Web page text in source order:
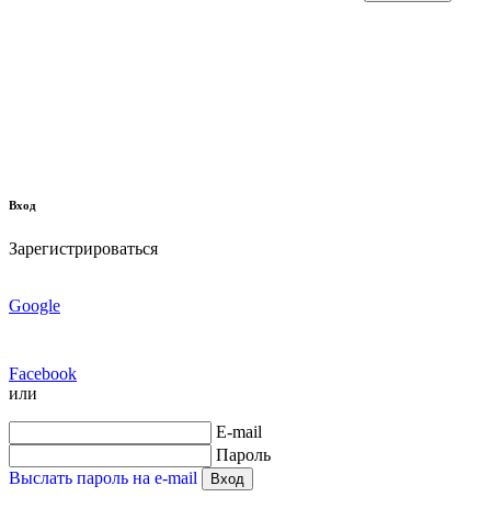
Вход
Зарегистрироваться
Google
Facebook
или
E-mail
Пароль
Выслать пароль на e-mail
Вход